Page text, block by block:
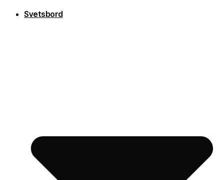
Svetsbord